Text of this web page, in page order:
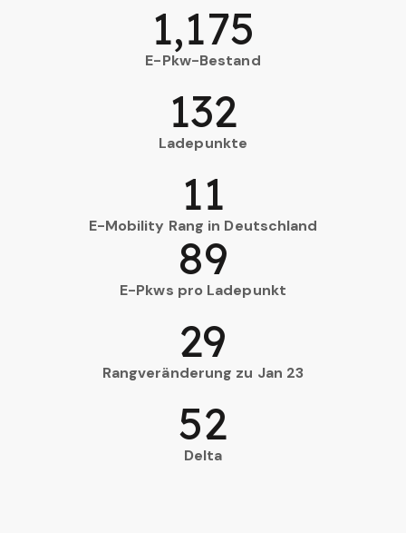
E-Pkw-Bestand
1,175
Ladepunkte
132
E-Mobility Rang in Deutschland
11
E-Pkws pro Ladepunkt
89
Rangveränderung zu Jan 23
29
Delta
52